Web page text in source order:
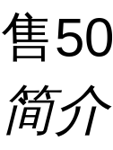
售
简介